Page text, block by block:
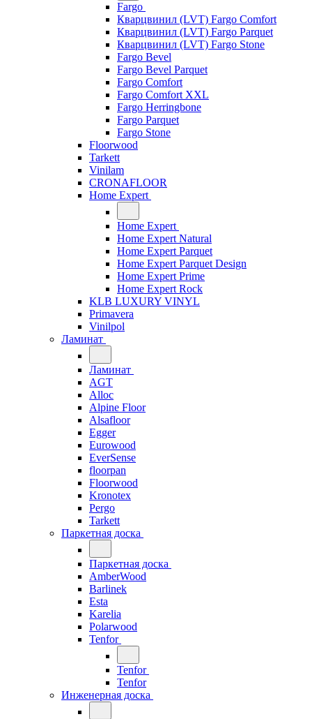
Fargo
Кварцвинил (LVT) Fargo Comfort
Кварцвинил (LVT) Fargo Parquet
Кварцвинил (LVT) Fargo Stone
Fargo Bevel
Fargo Bevel Parquet
Fargo Comfort
Fargo Comfort XXL
Fargo Herringbone
Fargo Parquet
Fargo Stone
Floorwood
Tarkett
Vinilam
CRONAFLOOR
Home Expert
Home Expert
Home Expert Natural
Home Expert Parquet
Home Expert Parquet Design
Home Expert Prime
Home Expert Rock
KLB LUXURY VINYL
Primavera
Vinilpol
Ламинат
Ламинат
AGT
Alloc
Alpine Floor
Alsafloor
Egger
Eurowood
EverSense
floorpan
Floorwood
Kronotex
Pergo
Tarkett
Паркетная доска
Паркетная доска
AmberWood
Barlinek
Esta
Karelia
Polarwood
Tenfor
Tenfor
Tenfor
Инженерная доска